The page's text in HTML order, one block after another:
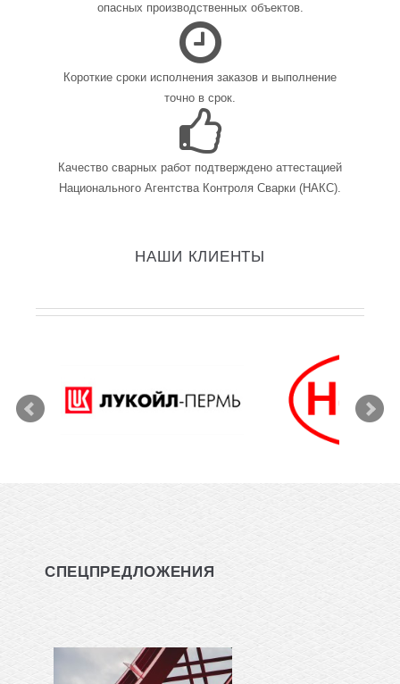
опасных производственных объектов.
Короткие сроки исполнения заказов и выполнение
точно в срок.
Качество сварных работ подтверждено аттестацией
Национального Агентства Контроля Сварки (НАКС).
НАШИ КЛИЕНТЫ
СПЕЦПРЕДЛОЖЕНИЯ